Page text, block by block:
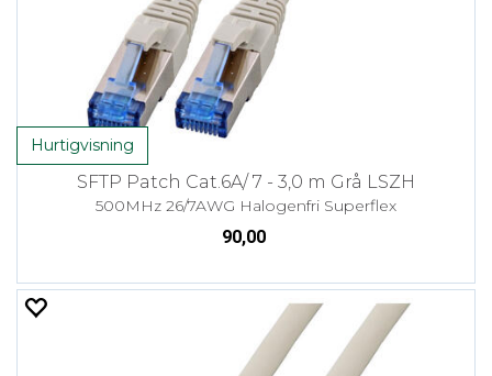
Hurtigvisning
SFTP Patch Cat.6A/ 7 - 3,0 m Grå LSZH
500MHz 26/7AWG Halogenfri Superflex
90,00